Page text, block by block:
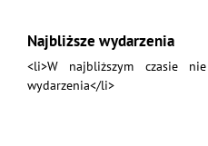
Najbliższe wydarzenia
<li>W najbliższym czasie
wydarzenia</li>